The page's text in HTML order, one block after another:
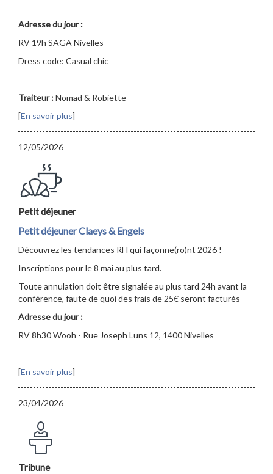
Adresse du jour :
RV 19h SAGA Nivelles
Dress code: Casual chic
Traiteur :Nomad & Robiette
[En savoir plus]
12/05/2026
Petit déjeuner
Petit déjeuner Claeys & Engels
Découvrez les tendances RH qui façonne(ro)nt 2026 !
Inscriptions pour le 8 mai au plus tard.
Toute annulation doit être signalée au plus tard 24h avant la
conférence, faute de quoi des frais de 25€ seront facturés
Adresse du jour :
RV 8h30 Wooh - Rue Joseph Luns 12, 1400 Nivelles
[En savoir plus]
23/04/2026
Tribune